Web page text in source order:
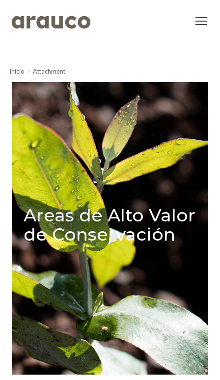
Inicio Attachment
Areas de Alto Valor
de Conservación